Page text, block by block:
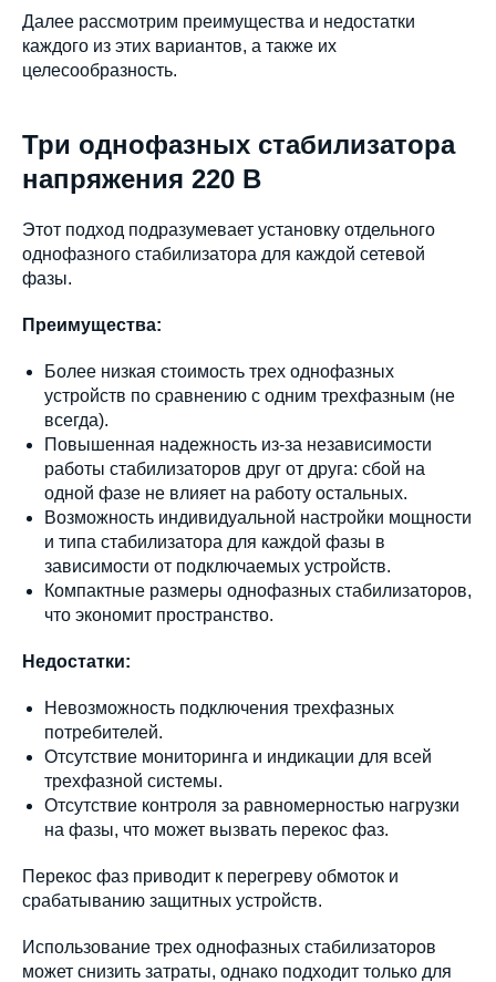
Далее рассмотрим преимущества и недостатки
каждого из этих вариантов, а также их
целесообразность.
Три однофазных стабилизатора
напряжения 220 В
Этот подход подразумевает установку отдельного
однофазного стабилизатора для каждой сетевой
фазы.
Преимущества:
Более низкая стоимость трех однофазных
устройств по сравнению с одним трехфазным (не
всегда).
Повышенная надежность из-за независимости
работы стабилизаторов друг от друга: сбой на
одной фазе не влияет на работу остальных.
Возможность индивидуальной настройки мощности
и типа стабилизатора для каждой фазы в
зависимости от подключаемых устройств.
Компактные размеры однофазных стабилизаторов,
что экономит пространство.
Недостатки:
Невозможность подключения трехфазных
потребителей.
Отсутствие мониторинга и индикации для всей
трехфазной системы.
Отсутствие контроля за равномерностью нагрузки
на фазы, что может вызвать перекос фаз.
Перекос фаз приводит к перегреву обмоток и
срабатыванию защитных устройств.
Использование трех однофазных стабилизаторов
может снизить затраты, однако подходит только для